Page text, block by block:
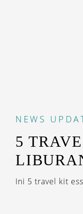
NEWS
5
Ini 5 travel kit